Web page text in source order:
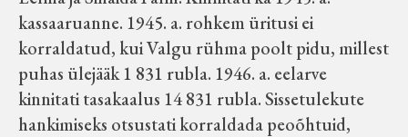
kassaaruanne. 1945. a. rohkem üritusi ei
korraldatud, kui Valgu rühma poolt pidu, millest
puhas ülejääk 1 831 rubla. 1946. a. eelarve
kinnitati tasakaalus 14 831 rubla. Sissetulekute
hankimiseks otsustati korraldada peoõhtuid,